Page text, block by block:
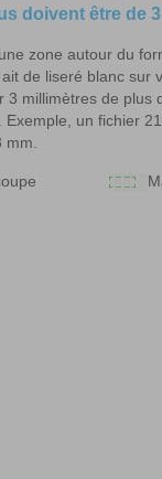
doivent être de
zone autour du
de liseré blanc sur
3 millimètres de plus
Exemple, un fichier